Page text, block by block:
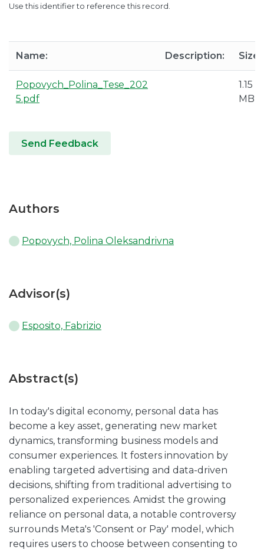
Use this identifier to reference this record.
Name: Description: Size:
Popovych_Polina_Tese_202
5.pdf
1.15
MB
Send Feedback
Authors
Popovych, Polina Oleksandrivna
Advisor(s)
Esposito, Fabrizio
Abstract(s)
In today's digital economy, personal data has
become a key asset, generating new market
dynamics, transforming business models and
consumer experiences. It fosters innovation by
enabling targeted advertising and data-driven
decisions, shifting from traditional advertising to
personalized experiences. Amidst the growing
reliance on personal data, a notable controversy
surrounds Meta's 'Consent or Pay' model, which
requires users to choose between consenting to